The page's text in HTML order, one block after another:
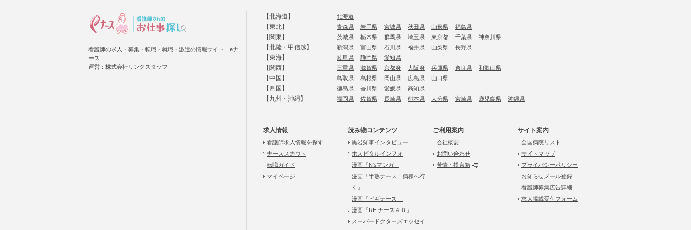
看護師の求人・募集・転職・就職・派遣の情報サイト eナ
ース
運営：株式会社リンクスタッフ
【北海道】 北海道
【東北】 青森県 岩手県 宮城県 秋田県 山形県 福島県
【関東】 茨城県 栃木県 群馬県 埼玉県 東京都 千葉県 神奈川県
【北陸・甲信越】 新潟県 富山県 石川県 福井県 山梨県 長野県
【東海】 岐阜県 静岡県 愛知県
【関西】 三重県 滋賀県 京都府 大阪府 兵庫県 奈良県 和歌山県
【中国】 鳥取県 島根県 岡山県 広島県 山口県
【四国】 徳島県 香川県 愛媛県 高知県
【九州・沖縄】 福岡県 佐賀県 長崎県 熊本県 大分県 宮崎県 鹿児島県 沖縄県
求人情報
看護師求人情報を探す
ナーススカウト
転職ガイド
マイページ
読み物コンテンツ
黒岩知事インタビュー
ホスピタルインフォ
漫画「N'sマンガ」
漫画「半熟ナース、病棟へ行
く」
漫画「ビギナース」
漫画「RE:ナース４０」
スーパードクターズエッセイ
ご利用案内
会社概要
お問い合わせ
苦情・提言箱
サイト案内
全国病院リスト
サイトマップ
プライバシーポリシー
お知らせメール登録
看護師募集広告詳細
求人掲載受付フォーム